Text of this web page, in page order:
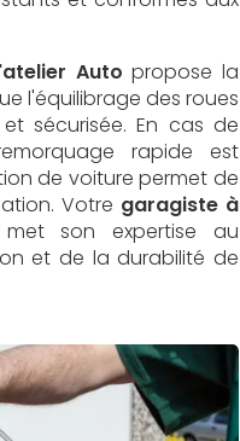
Auto propose la
l'équilibrage des roues
sécurisée. En cas de
rapide est
de voiture permet de
Votre garagiste à
son expertise au
et de la durabilité de